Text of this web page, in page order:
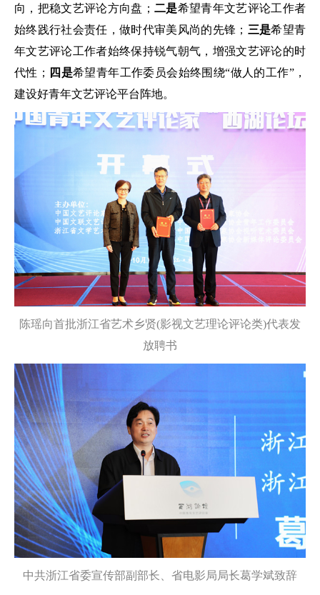
向，把稳文艺评论方向盘； 二是希望青年文艺评论工作者
始终践行社会责任，做时代审美风尚的先锋； 三是希望青
年文艺评论工作者始终保持锐气朝气，增强文艺评论的时
代性； 四是希望青年工作委员会始终围绕“做人的工作”，
建设好青年文艺评论平台阵地。
陈瑶向首批浙江省艺术乡贤(影视文艺理论评论类)代表发
放聘书
中共浙江省委宣传部副部长、省电影局局长葛学斌致辞